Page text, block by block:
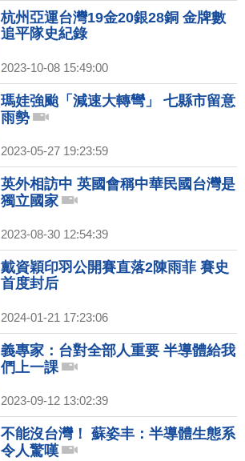
杭州亞運台灣19金20銀28銅 金牌數
追平隊史紀錄
2023-10-08 15:49:00
瑪娃強颱「減速大轉彎」 七縣市留意
雨勢
2023-05-27 19:23:59
英外相訪中 英國會稱中華民國台灣是
獨立國家
2023-08-30 12:54:39
戴資穎印羽公開賽直落2陳雨菲 賽史
首度封后
2024-01-21 17:23:06
義專家：台對全部人重要 半導體給我
們上一課
2023-09-12 13:02:39
不能沒台灣！ 蘇姿丰：半導體生態系
令人驚嘆